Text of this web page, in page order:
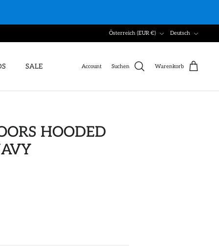
Währung
Österreich (EUR €) Deutsch
SALE Account Suchen Warenkorb
HOODED